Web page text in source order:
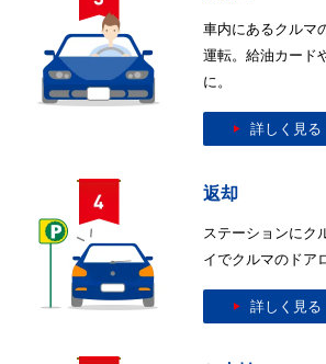
車内にあるクルマ
運転。給油カード
に。
詳しく見る
返却
ステーションにク
イでクルマのドア
詳しく見る